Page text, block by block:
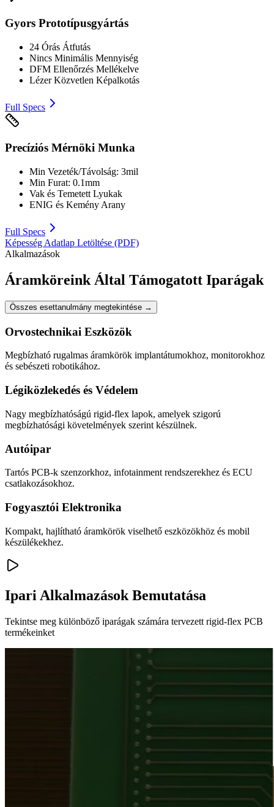
Gyors Prototípusgyártás
24 Órás Átfutás
Nincs Minimális Mennyiség
DFM Ellenőrzés Mellékelve
Lézer Közvetlen Képalkotás
Full Specs
Precíziós Mérnöki Munka
Min Vezeték/Távolság: 3mil
Min Furat: 0.1mm
Vak és Temetett Lyukak
ENIG és Kemény Arany
Full Specs
Képesség Adatlap Letöltése (PDF)
Alkalmazások
Áramköreink Által Támogatott Iparágak
Összes esettanulmány megtekintése →
Orvostechnikai Eszközök
Megbízható rugalmas áramkörök implantátumokhoz, monitorokhoz
és sebészeti robotikához.
Légiközlekedés és Védelem
Nagy megbízhatóságú rigid-flex lapok, amelyek szigorú
megbízhatósági követelmények szerint készülnek.
Autóipar
Tartós PCB-k szenzorkhoz, infotainment rendszerekhez és ECU
csatlakozásokhoz.
Fogyasztói Elektronika
Kompakt, hajlítható áramkörök viselhető eszközökhöz és mobil
készülékekhez.
Ipari Alkalmazások Bemutatása
Tekintse meg különböző iparágak számára tervezett rigid-flex PCB
termékeinket